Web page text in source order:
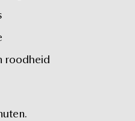
roodheid